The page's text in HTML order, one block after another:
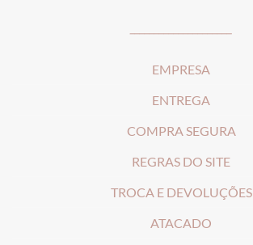
EMPRESA
ENTREGA
COMPRA SEGURA
REGRAS DO SITE
TROCA E DEVOLUÇÕES
ATACADO